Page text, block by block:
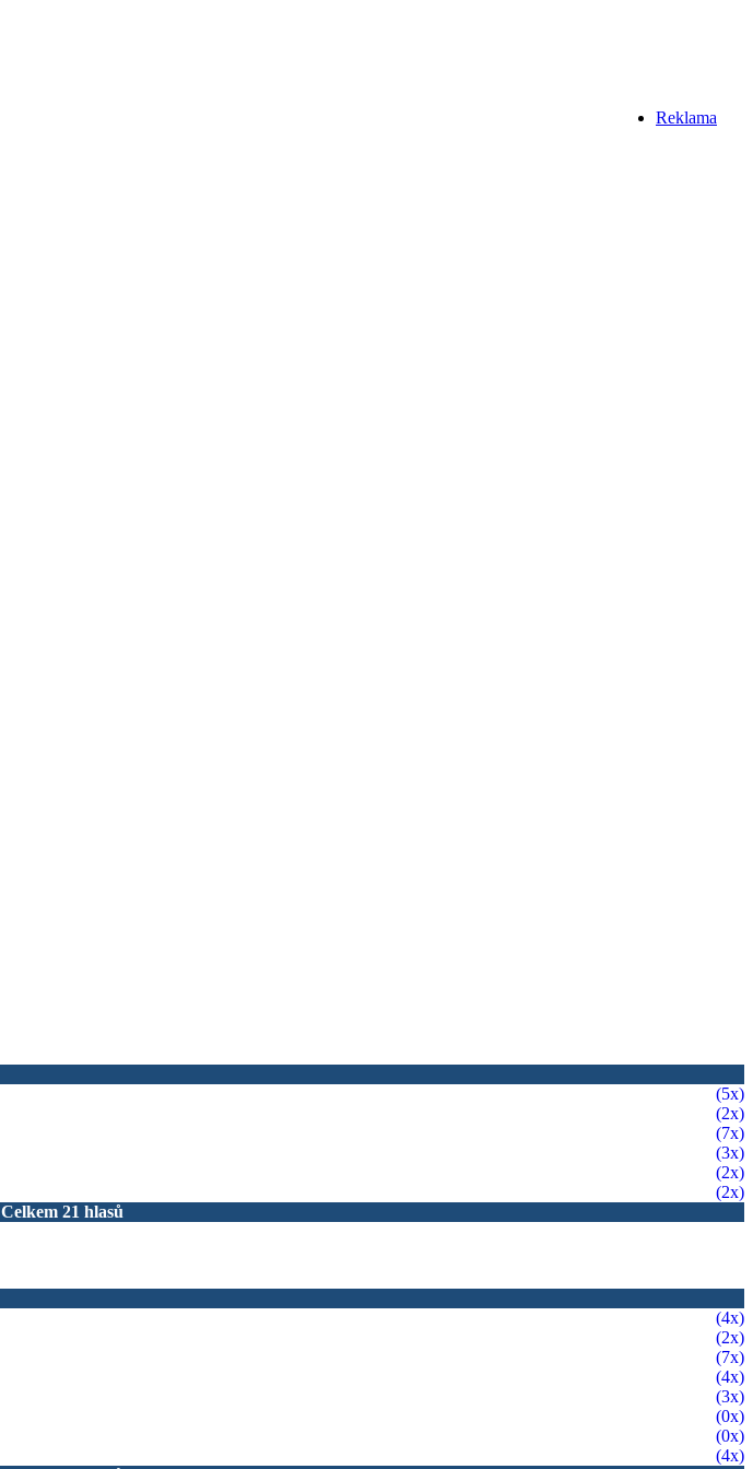
Reklama
(5x)
(2x)
(7x)
(3x)
(2x)
(2x)
Celkem 21 hlasů
(4x)
(2x)
(7x)
(4x)
(3x)
(0x)
(0x)
(4x)